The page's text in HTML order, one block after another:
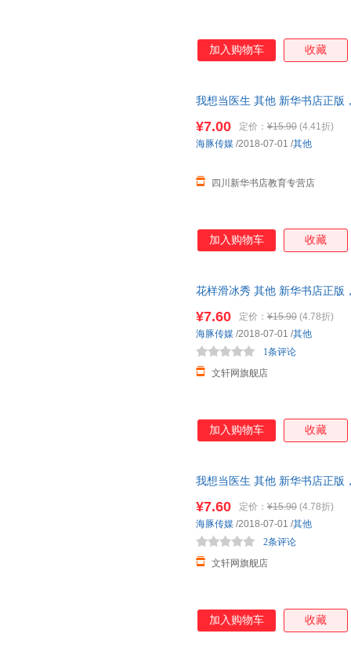
加入购物车 收藏
我想当医生 其他 新华书店正版
¥7.00 定价： ¥15.90 (4.41折)
四川新华书店教育专营店
海豚传媒 /2018-07-01 /其他
加入购物车 收藏
花样滑冰秀 其他 新华书店正版
¥7.60 定价： ¥15.90 (4.78折)
文轩网旗舰店
1条评论
海豚传媒 /2018-07-01 /其他
加入购物车 收藏
我想当医生 其他 新华书店正版
¥7.60 定价： ¥15.90 (4.78折)
文轩网旗舰店
2条评论
海豚传媒 /2018-07-01 /其他
加入购物车 收藏